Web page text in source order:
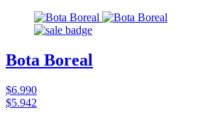
Bota Boreal
$6.990
$5.942